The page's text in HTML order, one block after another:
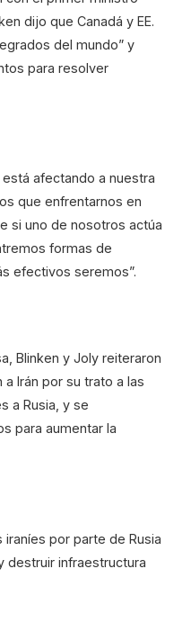
dijo que Canadá y EE.
del mundo” y
para resolver
afectando a nuestra
que enfrentarnos en
si uno de nosotros actúa
formas de
efectivos seremos”.
Blinken y Joly reiteraron
Irán por su trato a las
a Rusia, y se
para aumentar la
por parte de Rusia
destruir infraestructura